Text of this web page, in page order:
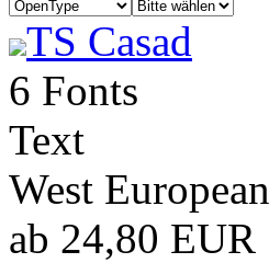
TS Casad
6 Fonts
Text
West European
ab 24,80 EUR